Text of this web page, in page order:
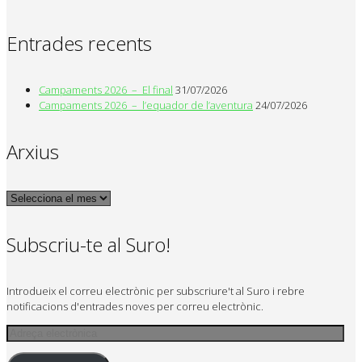
Entrades recents
Campaments 2026 – El final 31/07/2026
Campaments 2026 – l’equador de l’aventura 24/07/2026
Arxius
Arxius
Subscriu-te al Suro!
Introdueix el correu electrònic per subscriure't al Suro i rebre
notificacions d'entrades noves per correu electrònic.
Adreça
electrònica